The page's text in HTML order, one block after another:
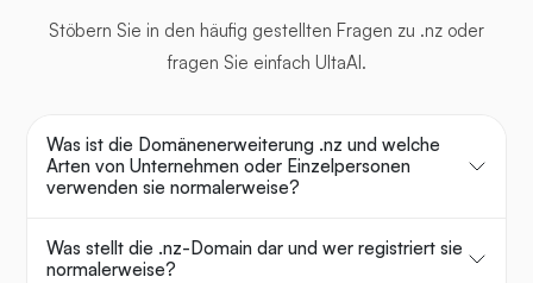
Stöbern Sie in den häufig gestellten Fragen zu .nz oder
fragen Sie einfach UltaAI.
Was ist die Domänenerweiterung .nz und welche
Arten von Unternehmen oder Einzelpersonen
verwenden sie normalerweise?
Was stellt die .nz-Domain dar und wer registriert sie
normalerweise?